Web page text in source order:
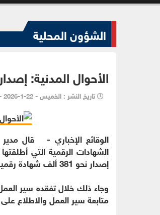
الشؤون المحلية
الأحوال المدنية: إصدار 381 ألف شهادة رقمية منذ إطلاق الخدمة
تاريخ النشر : الخميس - 22-1-2026 - 3:38 PM
الوقائع الإخباري - قال
الشهادات الرقمية التي
إصدار نحو 381 ألف شهادة رقمية منذ إطلاقها في أيار الماضي عبر تطبيق "سند".
وجاء ذلك خلال تفقده سير
متابعة سير العمل والاطلاع